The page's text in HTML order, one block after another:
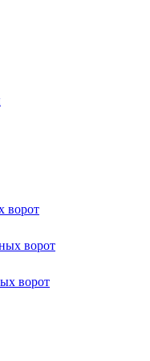
ворот
ворот
ворот
И